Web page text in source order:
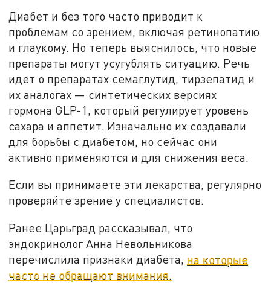
Диабет и без того часто приводит к
проблемам со зрением, включая ретинопатию
и глаукому. Но теперь выяснилось, что новые
препараты могут усугублять ситуацию. Речь
идет о препаратах семаглутид, тирзепатид и
их аналогах — синтетических версиях
гормона GLP-1, который регулирует уровень
сахара и аппетит. Изначально их создавали
для борьбы с диабетом, но сейчас они
активно применяются и для снижения веса.
Если вы принимаете эти лекарства, регулярно
проверяйте зрение у специалистов.
Ранее Царьград рассказывал, что
эндокринолог Анна Невольникова
перечислила признаки диабета, на которые
часто не обращают внимания.